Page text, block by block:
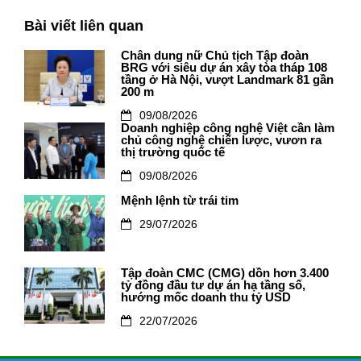
Bài viết liên quan
Chân dung nữ Chủ tịch Tập đoàn
BRG với siêu dự án xây tòa tháp 108
tầng ở Hà Nội, vượt Landmark 81 gần
200 m
09/08/2026
Doanh nghiệp công nghệ Việt cần làm
chủ công nghệ chiến lược, vươn ra
thị trường quốc tế
09/08/2026
Mệnh lệnh từ trái tim
29/07/2026
Tập đoàn CMC (CMG) dồn hơn 3.400
tỷ đồng đầu tư dự án hạ tầng số,
hướng mốc doanh thu tỷ USD
22/07/2026